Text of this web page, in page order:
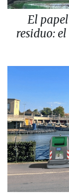
El
residuo: